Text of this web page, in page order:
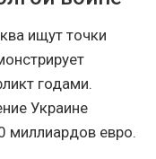
ищут точки
годами.
Украине
миллиардов евро.